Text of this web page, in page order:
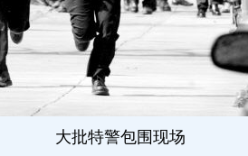
大批特警包围现场